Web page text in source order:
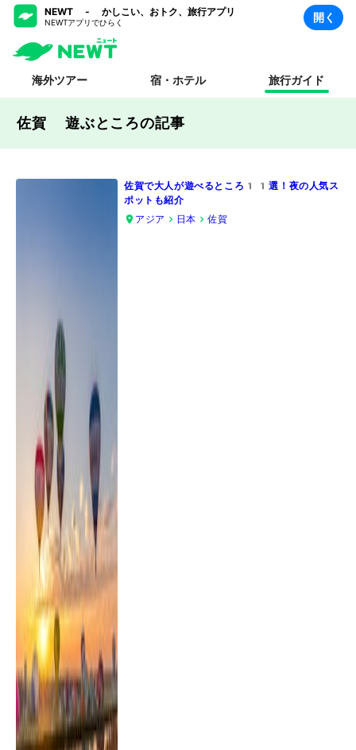
NEWT - かしこい、おトク、旅行アプリ
NEWTアプリでひらく 開く
海外ツアー 宿・ホテル 旅行ガイド
佐賀 遊ぶところの記事
佐賀で大人が遊べるところ11選！夜の人気ス
ポットも紹介
アジア
日本 佐賀